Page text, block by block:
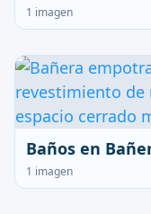
1 imagen
Baños en
1 imagen